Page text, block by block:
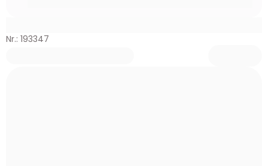
Nr.: 193347